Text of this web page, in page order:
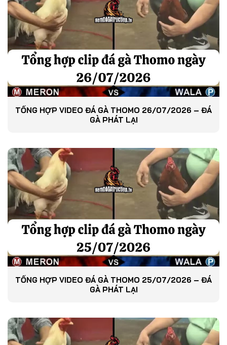
TỔNG HỢP VIDEO ĐÁ GÀ THOMO 26/07/2026 – ĐÁ
GÀ PHÁT LẠI
TỔNG HỢP VIDEO ĐÁ GÀ THOMO 25/07/2026 – ĐÁ
GÀ PHÁT LẠI